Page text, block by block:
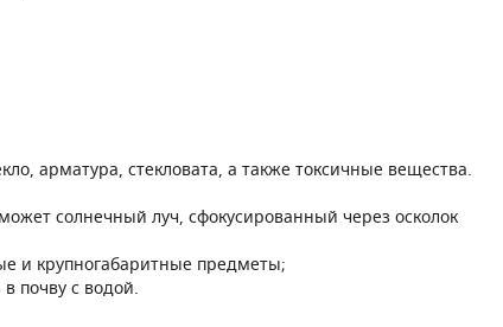
арматура, стекловата, а также токсичные вещества.
солнечный луч, сфокусированный через осколок
и крупногабаритные предметы;
почву с водой.